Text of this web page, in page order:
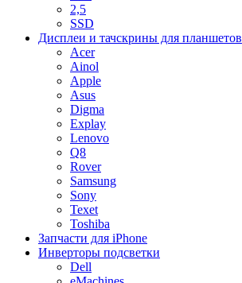
2,5
SSD
Дисплеи и тачскрины для планшетов
Acer
Ainol
Apple
Asus
Digma
Explay
Lenovo
Q8
Rover
Samsung
Sony
Texet
Toshiba
Запчасти для iPhone
Инверторы подсветки
Dell